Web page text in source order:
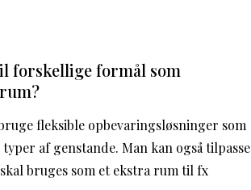
forskellige formål som
fleksible opbevaringsløsninger som
af genstande. Man kan også tilpasse
bruges som et ekstra rum til fx